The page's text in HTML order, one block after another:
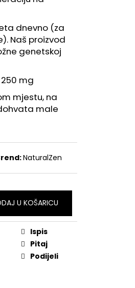
dnevno (za
Naš proizvod
genetskoj
mg
mjestu, na
male
NaturalZen
U KOŠARICU
Ispis
Pitaj
Podijeli